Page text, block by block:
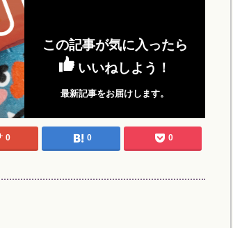
この記事が気に入ったら
いいねしよう！
最新記事をお届けします。
0 0 0